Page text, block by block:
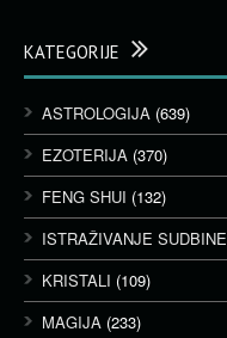
KATEGORIJE
ASTROLOGIJA (639)
EZOTERIJA (370)
FENG SHUI (132)
ISTRAŽIVANJE SUDBINE
KRISTALI (109)
MAGIJA (233)